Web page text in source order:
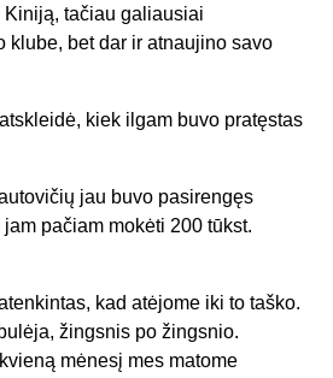
tačiau galiausiai
klube, bet dar ir atnaujino savo
kiek ilgam buvo pratęstas
jau buvo pasirengęs
pačiam mokėti 200 tūkst.
kad atėjome iki to taško.
žingsnis po žingsnio.
mėnesį mes matome